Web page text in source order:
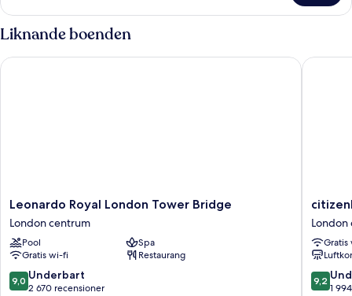
tvåbäddsrum
Liknande boenden
Leonardo
Royal
London
Tower
Bridge
London
centrum
Leonardo Royal London Tower Bridge
London centrum
Pool
Spa
Gratis wi-fi
Restaurang
9.0
av
9,0 Underbart
2 670 recensioner
Leonardo Royal London Tower Bridge
citizenM
Tower
of
London
London
centrum
London
9.2
av
9,2
1